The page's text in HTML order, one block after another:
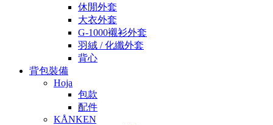
休閒外套
大衣外套
G-1000襯衫外套
羽絨 / 化纖外套
背心
背包裝備
Hoja
包款
配件
KÅNKEN